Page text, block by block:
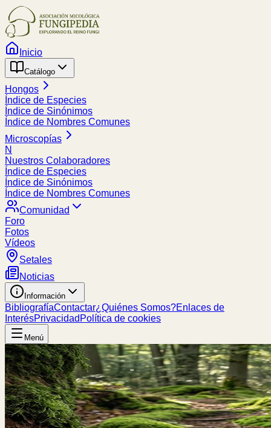
Inicio
Catálogo
Hongos
Índice de Especies
Índice de Sinónimos
Índice de Nombres Comunes
Microscopías
N
Nuestros Colaboradores
Índice de Especies
Índice de Sinónimos
Índice de Nombres Comunes
Comunidad
Foro
Fotos
Vídeos
Setales
Noticias
Información
BibliografíaContactar¿Quiénes Somos?Enlaces de
InterésPrivacidad Política de cookies
Menú